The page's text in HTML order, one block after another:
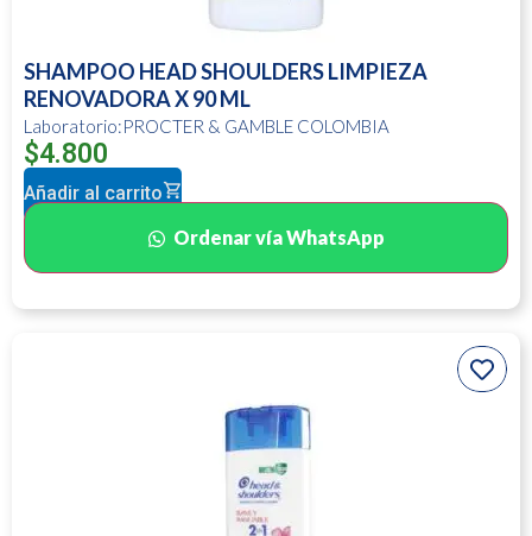
SHAMPOO HEAD SHOULDERS LIMPIEZA
RENOVADORA X 90 ML
Laboratorio:PROCTER & GAMBLE COLOMBIA
$4.800
Añadir al carrito
Ordenar vía WhatsApp